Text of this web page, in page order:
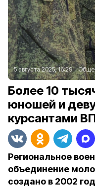
5 августа 2025, 16:29
Более 10
юношей и
курсантами
Региональное
объединение
создано в 2002